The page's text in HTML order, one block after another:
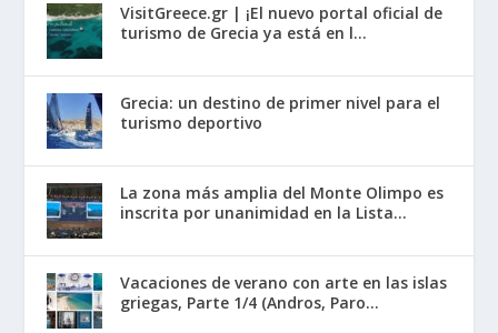
VisitGreece.gr | ¡El nuevo portal oficial de
turismo de Grecia ya está en l...
Grecia: un destino de primer nivel para el
turismo deportivo
La zona más amplia del Monte Olimpo es
inscrita por unanimidad en la Lista...
Vacaciones de verano con arte en las islas
griegas, Parte 1/4 (Andros, Paro...